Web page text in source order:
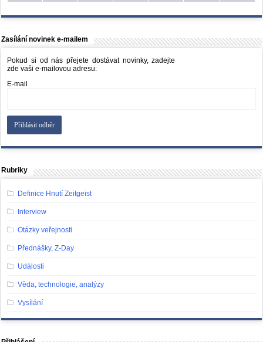
Zasílání novinek e-mailem
Pokud si od nás přejete dostávat novinky, zadejte
zde vaši e-mailovou adresu:
E-mail
Rubriky
Definice Hnutí Zeitgeist
Interview
Otázky veřejnosti
Přednášky, Z-Day
Události
Věda, technologie, analýzy
Vysílání